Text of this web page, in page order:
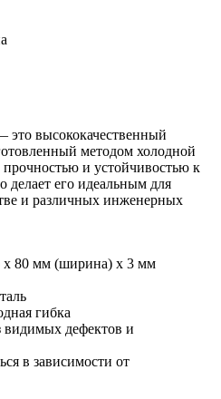
высококачественный
методом холодной
и устойчивостью к
делает его идеальным для
и различных инженерных
80 мм (ширина) x 3 мм
гибка
видимых дефектов и
в зависимости от